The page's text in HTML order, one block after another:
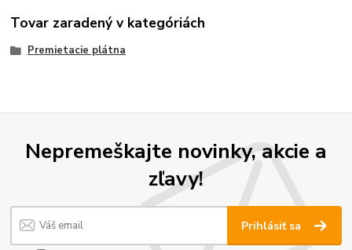
Tovar zaradený v kategóriách
Premietacie plátna
Nepremeškajte novinky, akcie a
zľavy!
Prihlásiť sa